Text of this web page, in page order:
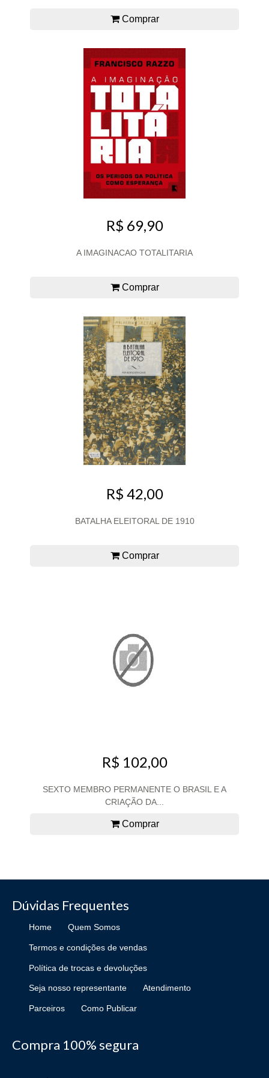
Comprar
R$ 69,90
A IMAGINACAO TOTALITARIA
Comprar
R$ 42,00
BATALHA ELEITORAL DE 1910
Comprar
R$ 102,00
SEXTO MEMBRO PERMANENTE O BRASIL E A
CRIAÇÃO DA...
Comprar
Dúvidas Frequentes
Home Quem Somos
Termos e condições de vendas
Política de trocas e devoluções
Seja nosso representante Atendimento
Parceiros Como Publicar
Compra 100% segura